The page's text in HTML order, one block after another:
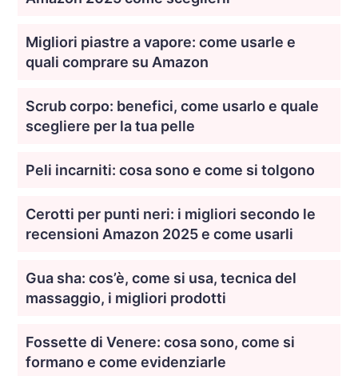
Migliori piastre a vapore: come usarle e
quali comprare su Amazon
Scrub corpo: benefici, come usarlo e quale
scegliere per la tua pelle
Peli incarniti: cosa sono e come si tolgono
Cerotti per punti neri: i migliori secondo le
recensioni Amazon 2025 e come usarli
Gua sha: cos’è, come si usa, tecnica del
massaggio, i migliori prodotti
Fossette di Venere: cosa sono, come si
formano e come evidenziarle